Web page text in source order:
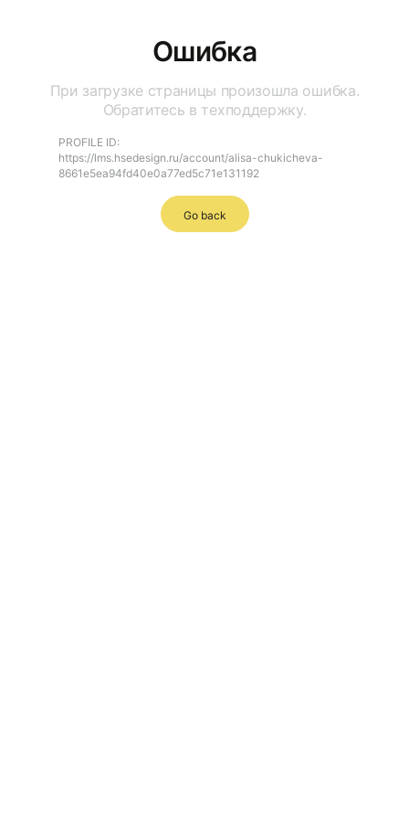
Ошибка
При загрузке страницы произошла ошибка.
Обратитесь в техподдержку.
PROFILE ID:
https://lms.hsedesign.ru/account/alisa-chukicheva-
8661e5ea94fd40e0a77ed5c71e131192
Go back